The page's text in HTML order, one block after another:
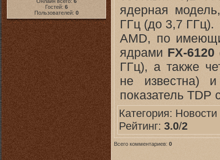
Гостей: 6
Пользователей: 0
ядерная
ГГц (до 3,7 ГГц).
AMD, по
ядрами FX-6120
ГГц), а также
не известна)
показатель TDP
Категория: Новоcти
Рейтинг: 3.0/2
Всего комментариев: 0